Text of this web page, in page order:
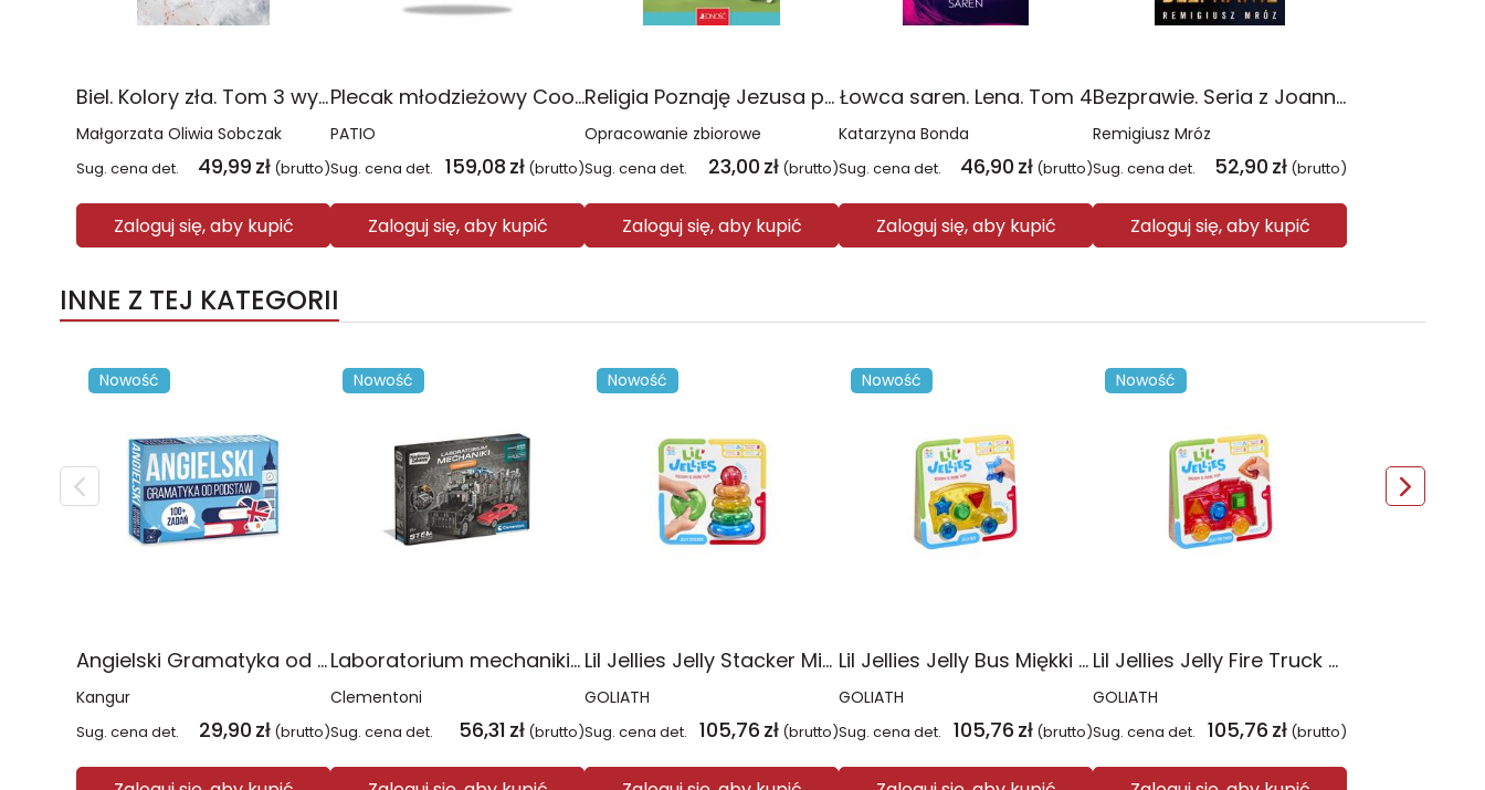
Biel. Kolory zła. Tom 3 wyd. 2025
Małgorzata Oliwia Sobczak
Sug. cena det. 49,99 zł (brutto)
Zaloguj się, aby kupić
Plecak młodzieżowy Coolpack Jerry Daisy Black
PATIO
Sug. cena det. 159,08 zł (brutto)
Zaloguj się, aby kupić
Religia Poznaję Jezusa podręcznik dla klasy 3 szkoły podstawowej
Opracowanie zbiorowe
Sug. cena det. 23,00 zł (brutto)
Zaloguj się, aby kupić
Łowca saren. Lena. Tom 4
Katarzyna Bonda
Sug. cena det. 46,90 zł (brutto)
Zaloguj się, aby kupić
Bezprawie. Seria z Joanną Chyłką. Tom 20
Remigiusz Mróz
Sug. cena det. 52,90 zł (brutto)
Zaloguj się, aby kupić
INNE Z TEJ KATEGORII
Nowość
Angielski Gramatyka od podstaw
Kangur
Sug. cena det. 29,90 zł (brutto)
Nowość
Laboratorium mechaniki Transporter 50290
Clementoni
Sug. cena det. 56,31 zł (brutto)
Nowość
Lil Jellies Jelly Stacker Miękka Piramidka
GOLIATH
Sug. cena det. 105,76 zł (brutto)
Nowość
Lil Jellies Jelly Bus Miękki Autobus sorter
GOLIATH
Sug. cena det. 105,76 zł (brutto)
Nowość
Lil Jellies Jelly Fire Truck Miękki Wóz Strażacki sorter
GOLIATH
Sug. cena det. 105,76 zł (brutto)